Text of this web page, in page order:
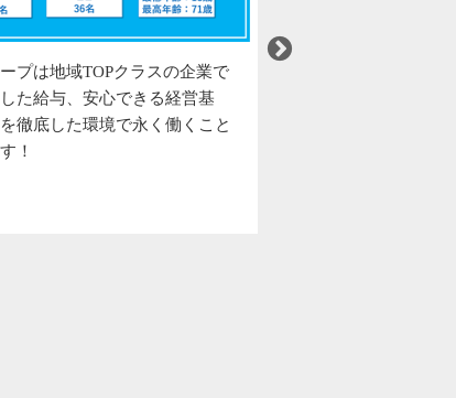
働きやすい環境つくりに力を入れていま
す！福利厚生が充実しています。